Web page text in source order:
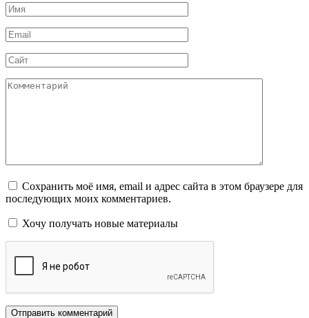
Имя
*
Email
*
Сайт
Комментарий
Сохранить моё имя, email и адрес сайта в этом браузере для
последующих моих комментариев.
Хочу получать новые материалы